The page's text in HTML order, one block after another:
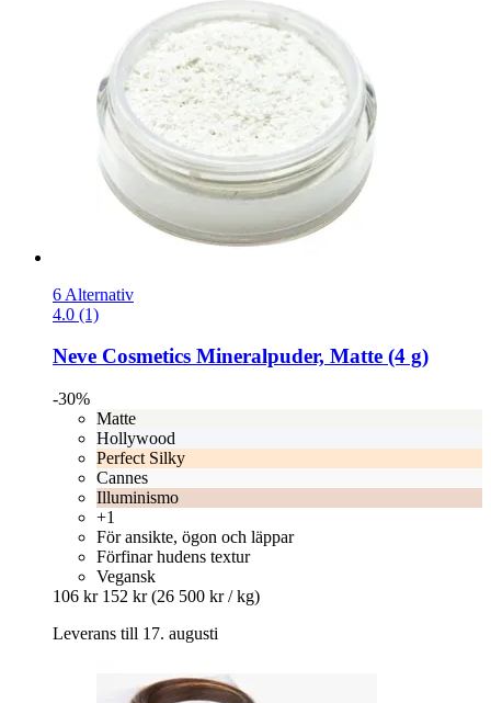
6 Alternativ
4.0 (1)
Neve Cosmetics Mineralpuder, Matte (4 g)
-30%
Matte
Hollywood
Perfect Silky
Cannes
Illuminismo
+1
För ansikte, ögon och läppar
Förfinar hudens textur
Vegansk
106 kr 152 kr (26 500 kr / kg)
Leverans till 17. augusti